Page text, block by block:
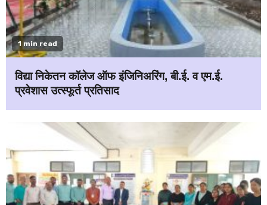
1 min read
विद्या निकेतन कॉलेज ऑफ इंजिनिअरिंग, बी.ई. व एम.ई.
प्रवेशास उत्स्फूर्त प्रतिसाद